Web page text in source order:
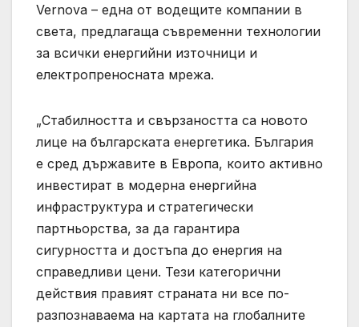
Vernova – една от водещите компании в
света, предлагаща съвременни технологии
за всички енергийни източници и
електропреносната мрежа.
„Стабилността и свързаността са новото
лице на българската енергетика. България
е сред държавите в Европа, които активно
инвестират в модерна енергийна
инфраструктура и стратегически
партньорства, за да гарантира
сигурността и достъпа до енергия на
справедливи цени. Тези категорични
действия правият страната ни все по-
разпознаваема на картата на глобалните